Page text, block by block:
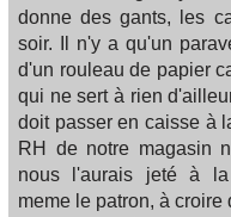
donne des gants, les
soir. Il n'y a qu'un
d'un rouleau de papier
qui ne sert à rien
doit passer en caisse à
RH de notre magasin
nous l'aurais jeté à la
meme le patron, à